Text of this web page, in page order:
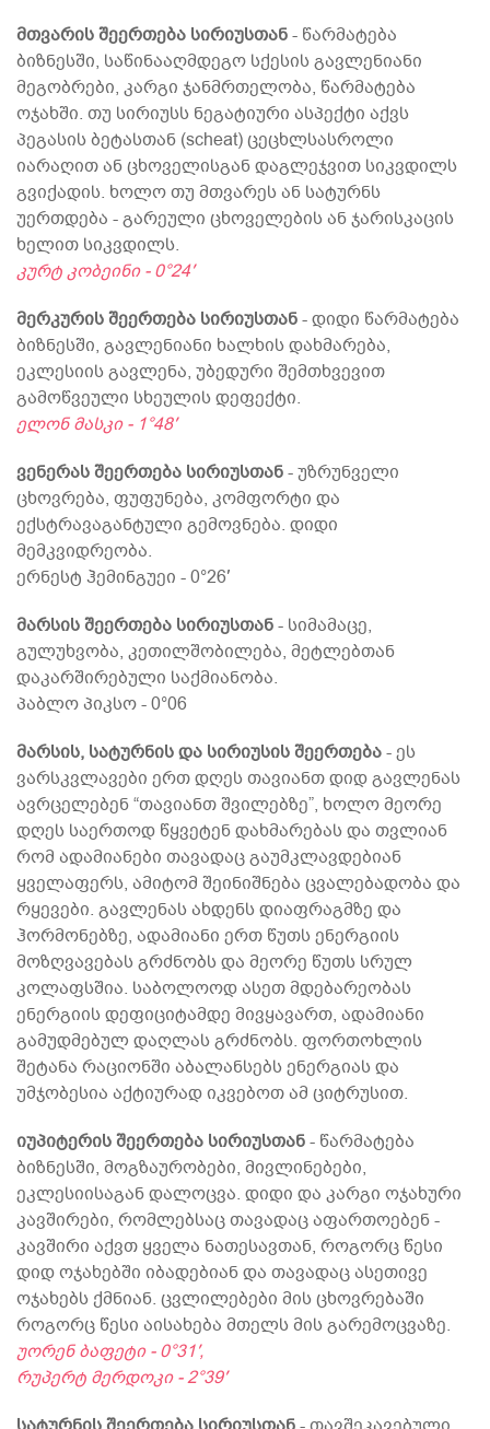
მთვარის შეერთება სირიუსთან- წარმატება
ბიზნესში, საწინააღმდეგო სქესის გავლენიანი
მეგობრები, კარგი ჯანმრთელობა, წარმატება
ოჯახში. თუ სირიუსს ნეგატიური ასპექტი აქვს
პეგასის ბეტასთან (scheat) ცეცხლსასროლი
იარაღით ან ცხოველისგან დაგლეჯვით სიკვდილს
გვიქადის. ხოლო თუ მთვარეს ან სატურნს
უერთდება - გარეული ცხოველების ან ჯარისკაცის
ხელით სიკვდილს.
კურტ კობეინი - 0°24′
მერკურის შეერთება სირიუსთან- დიდი წარმატება
ბიზნესში, გავლენიანი ხალხის დახმარება,
ეკლესიის გავლენა, უბედური შემთხვევით
გამოწვეული სხეულის დეფექტი.
ელონ მასკი - 1°48′
ვენერას შეერთება სირიუსთან- უზრუნველი
ცხოვრება, ფუფუნება, კომფორტი და
ექსტრავაგანტული გემოვნება. დიდი
მემკვიდრეობა.
ერნესტ ჰემინგუეი - 0°26′
მარსის შეერთება სირიუსთან- სიმამაცე,
გულუხვობა, კეთილშობილება, მეტლებთან
დაკარშირებული საქმიანობა.
პაბლო პიკსო - 0°06
მარსის, სატურნის და სირიუსის შეერთება- ეს
ვარსკვლავები ერთ დღეს თავიანთ დიდ გავლენას
ავრცელებენ “თავიანთ შვილებზე”, ხოლო მეორე
დღეს საერთოდ წყვეტენ დახმარებას და თვლიან
რომ ადამიანები თავადაც გაუმკლავდებიან
ყველაფერს, ამიტომ შეინიშნება ცვალებადობა და
რყევები. გავლენას ახდენს დიაფრაგმზე და
ჰორმონებზე, ადამიანი ერთ წუთს ენერგიის
მოზღვავებას გრძნობს და მეორე წუთს სრულ
კოლაფსშია. საბოლოოდ ასეთ მდებარეობას
ენერგიის დეფიციტამდე მივყავართ, ადამიანი
გამუდმებულ დაღლას გრძნობს. ფორთოხლის
შეტანა რაციონში აბალანსებს ენერგიას და
უმჯობესია აქტიურად იკვებოთ ამ ციტრუსით.
იუპიტერის შეერთება სირიუსთან- წარმატება
ბიზნესში, მოგზაურობები, მივლინებები,
ეკლესიისაგან დალოცვა. დიდი და კარგი ოჯახური
კავშირები, რომლებსაც თავადაც აფართოებენ -
კავშირი აქვთ ყველა ნათესავთან, როგორც წესი
დიდ ოჯახებში იბადებიან და თავადაც ასეთივე
ოჯახებს ქმნიან. ცვლილებები მის ცხოვრებაში
როგორც წესი აისახება მთელს მის გარემოცვაზე.
უორენ ბაფეტი - 0°31′,
რუპერტ მერდოკი - 2°39′